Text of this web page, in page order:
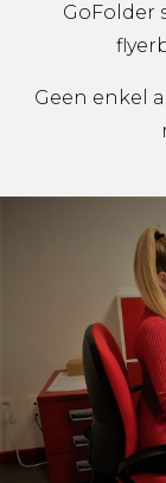
GoFolder
Geen enkel